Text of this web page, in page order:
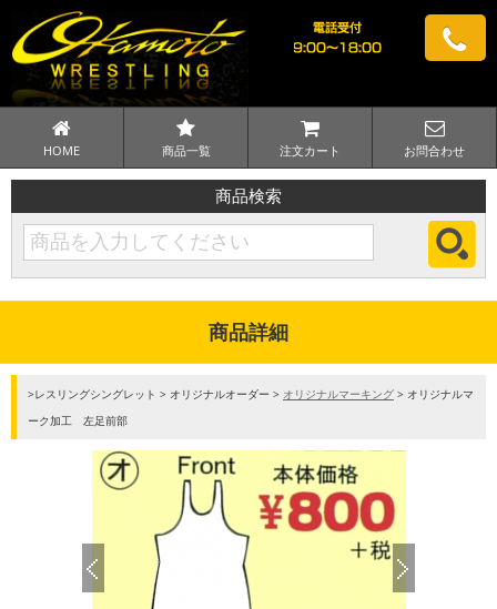
HOME 商品一覧 注文カート お問合わせ
商品検索
商品詳細
>レスリングシングレット > オリジナルオーダー > オリジナルマーキング > オリジナルマ
ーク加工 左足前部